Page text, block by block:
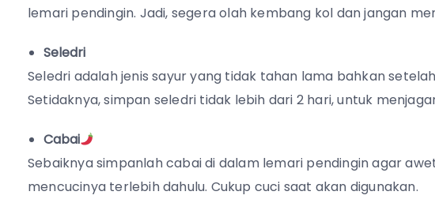
lemari pendingin. Jadi, segera olah kembang kol dan jangan
Seledri
Seledri adalah jenis sayur yang tidak tahan lama bahkan
Setidaknya, simpan seledri tidak lebih dari 2 hari, untuk
Cabai
Sebaiknya simpanlah cabai di dalam lemari pendingin agar
mencucinya terlebih dahulu. Cukup cuci saat akan digunakan.